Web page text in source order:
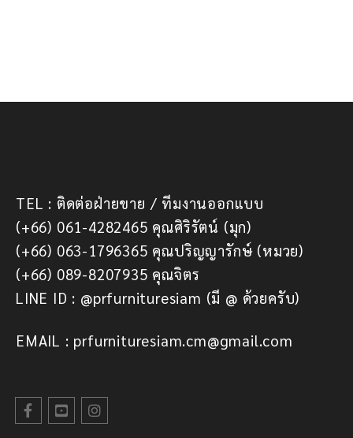
TEL : ติดต่อฝ่ายขาย / ทีมงานออกแบบ
(+66) 061-4282465 คุณศิริรัตน์ (มุก)
(+66) 063-1796365 คุณปริญญารักษ์ (หมวย)
(+66) 089-8207935 คุณจิตร
LINE ID : @prfurnituresiam (มี @ ด้วยครับ)
EMAIL : prfurnituresiam.cm@gmail.com